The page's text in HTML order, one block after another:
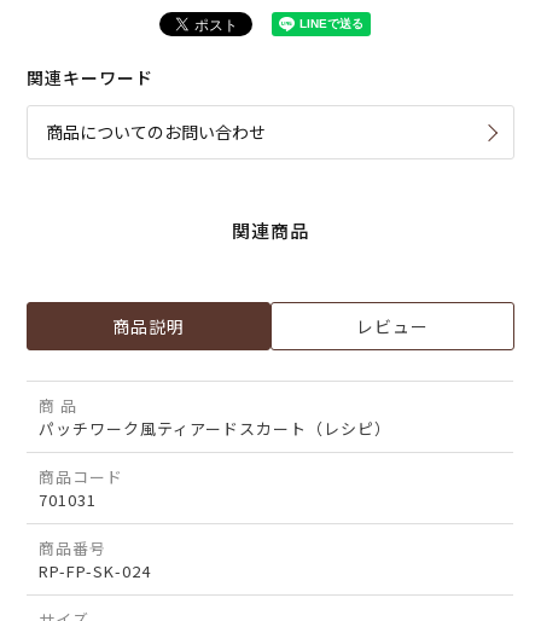
関連キーワード
商品についてのお問い合わせ
関連商品
商品説明 レビュー
商 品
パッチワーク風ティアードスカート（レシピ）
商品コード
701031
商品番号
RP-FP-SK-024